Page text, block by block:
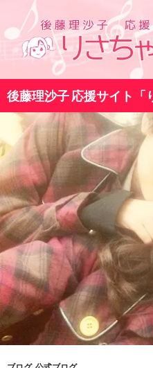
テ
へ
ス
ッ
プ
後藤理沙子 応援サイト「
索